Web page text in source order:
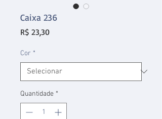
Caixa 236
R$ 23,30Preço
Cor *
Quantidade *